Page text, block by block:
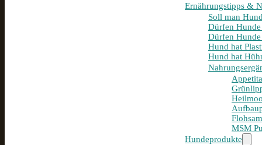
Ernährungstipps &
Soll man
Dürfen
Dürfen Hunde
Hund hat
Hund hat
MSM
Hundeprodukte